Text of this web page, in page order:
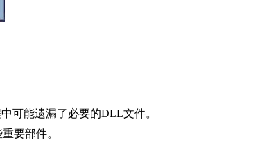
可能遗漏了必要的DLL文件。
要部件。